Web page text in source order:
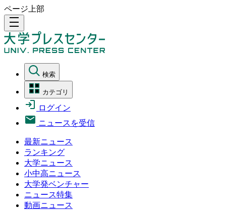
ページ上部
density_medium
検索
カテゴリ
ログイン
ニュースを受信
最新ニュース
ランキング
大学ニュース
小中高ニュース
大学発ベンチャー
ニュース特集
動画ニュース